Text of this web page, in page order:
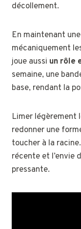
décollement.
En maintenant
mécaniquement
joue aussi un rôle
semaine, une
base, rendant la
Limer légèrement
redonner une
toucher à la
récente et l’envie
pressante.